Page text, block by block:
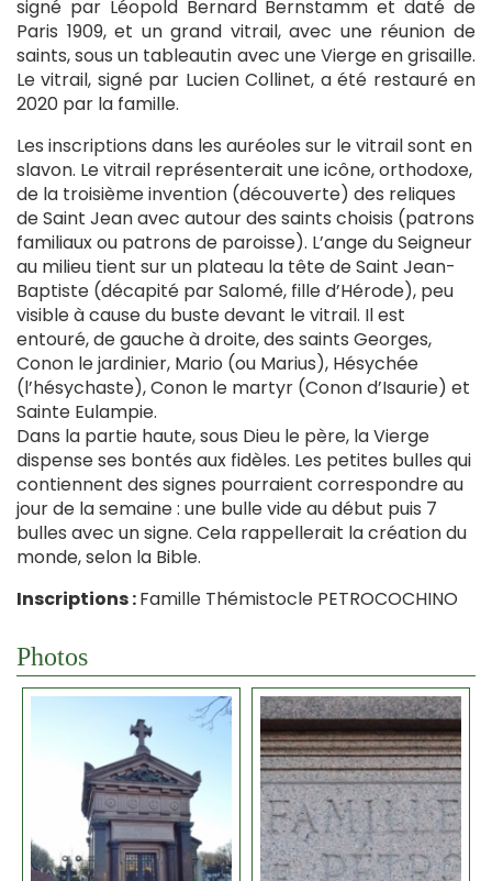
signé par Léopold Bernard Bernstamm et daté de
Paris 1909, et un grand vitrail, avec une réunion de
saints, sous un tableautin avec une Vierge en grisaille.
Le vitrail, signé par Lucien Collinet, a été restauré en
2020 par la famille.
Les inscriptions dans les auréoles sur le vitrail sont en
slavon. Le vitrail représenterait une icône, orthodoxe,
de la troisième invention (découverte) des reliques
de Saint Jean avec autour des saints choisis (patrons
familiaux ou patrons de paroisse). L’ange du Seigneur
au milieu tient sur un plateau la tête de Saint Jean-
Baptiste (décapité par Salomé, fille d’Hérode), peu
visible à cause du buste devant le vitrail. Il est
entouré, de gauche à droite, des saints Georges,
Conon le jardinier, Mario (ou Marius), Hésychée
(l’hésychaste), Conon le martyr (Conon d’Isaurie) et
Sainte Eulampie.
Dans la partie haute, sous Dieu le père, la Vierge
dispense ses bontés aux fidèles. Les petites bulles qui
contiennent des signes pourraient correspondre au
jour de la semaine : une bulle vide au début puis 7
bulles avec un signe. Cela rappellerait la création du
monde, selon la Bible.
Inscriptions :Famille Thémistocle PETROCOCHINO
Photos